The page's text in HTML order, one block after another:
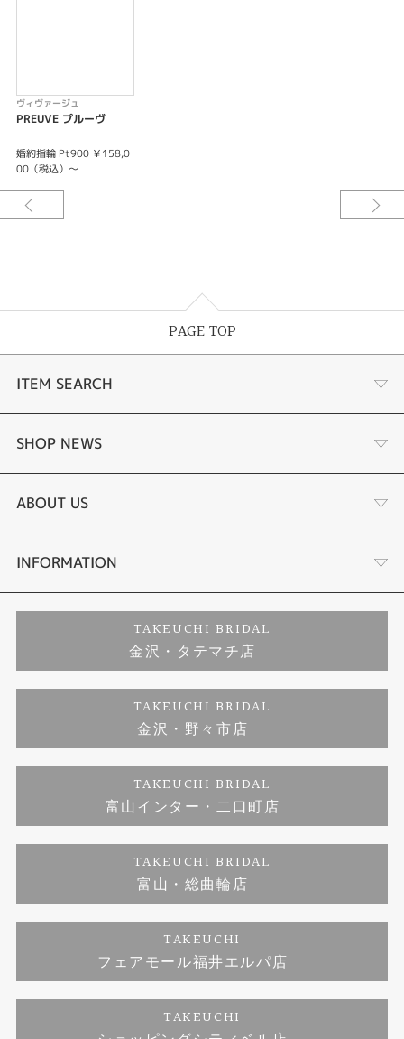
ヴィヴァージュ
PREUVE プルーヴ
婚約指輪 Pt900 ￥158,0
00（税込）～
PAGE TOP
ITEM SEARCH
婚約指輪
結婚指輪
セットリング
婚約ネックレス
ダイヤモンド
ジュエリーリフォーム
SHOP NEWS
選ばれる理由まとめ
お客様の声
プロポーズサポート
ブランドリスト
福井指輪工房｜手作りペアリング
福井指輪工房｜手作り結婚指輪 and 婚約指輪
福井工房｜手作り婚約指輪プロポーズプラン
ABOUT US
会社概要
お客様の声
INFORMATION
プライバシーポリシー
TAKEUCHI BRIDAL
金沢・タテマチ店
TAKEUCHI BRIDAL
金沢・野々市店
TAKEUCHI BRIDAL
富山インター・二口町店
TAKEUCHI BRIDAL
富山・総曲輪店
TAKEUCHI
フェアモール福井エルパ店
TAKEUCHI